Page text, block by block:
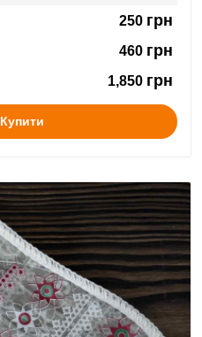
250 грн
460 грн
1,850 грн
Купити